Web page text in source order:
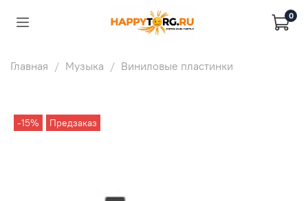
0
Главная Музыка Виниловые пластинки
-15% Предзаказ